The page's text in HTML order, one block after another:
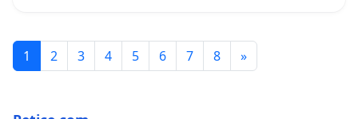
1 2 3 4 5 6 7 8 »